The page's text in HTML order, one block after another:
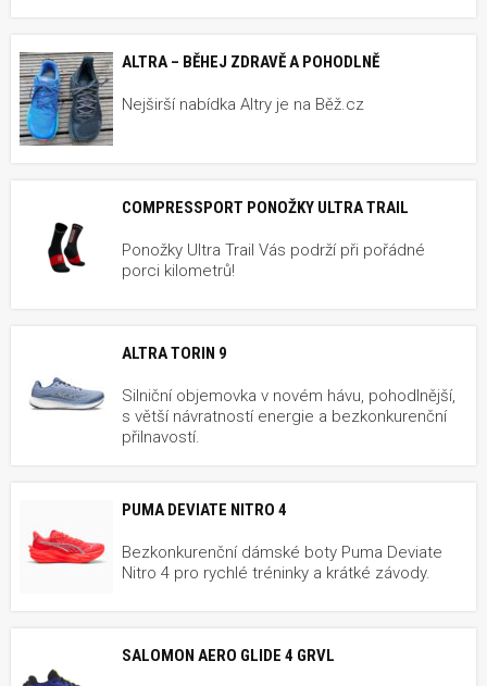
ALTRA – BĚHEJ ZDRAVĚ A POHODLNĚ
Nejširší nabídka Altry je na Běž.cz
COMPRESSPORT PONOŽKY ULTRA TRAIL
Ponožky Ultra Trail Vás podrží při pořádné
porci kilometrů!
ALTRA TORIN 9
Silniční objemovka v novém hávu, pohodlnější,
s větší návratností energie a bezkonkurenční
přilnavostí.
PUMA DEVIATE NITRO 4
Bezkonkurenční dámské boty Puma Deviate
Nitro 4 pro rychlé tréninky a krátké závody.
SALOMON AERO GLIDE 4 GRVL